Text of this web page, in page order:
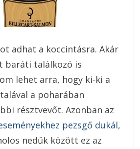
adhat a koccintásra. Akár
baráti találkozó is
lehet arra, hogy ki-ki a
a poharában
résztvevőt. Azonban az
pezsgő dukál,
nedűk között ez az